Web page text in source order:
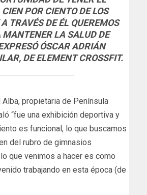
POR CIENTO DE LOS
TRAVÉS DE ÉL QUEREMOS
MANTENER LA SALUD DE
ÓSCAR ADRIÁN
DE ELEMENT CROSSFIT.
propietaria de Península
“fue una exhibición deportiva y
es funcional, lo que buscamos
del rubro de gimnasios
que venimos a hacer es como
trabajando en esta época (de